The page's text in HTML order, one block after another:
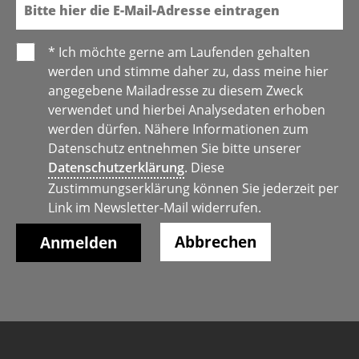
* Ich möchte gerne am Laufenden gehalten
werden und stimme daher zu, dass meine hier
angegebene Mailadresse zu diesem Zweck
verwendet und hierbei Analysedaten erhoben
werden dürfen. Nähere Informationen zum
Datenschutz entnehmen Sie bitte unserer
Datenschutzerklärung. Diese
Zustimmungserklärung können Sie jederzeit per
Link im Newsletter-Mail widerrufen.
Abbrechen